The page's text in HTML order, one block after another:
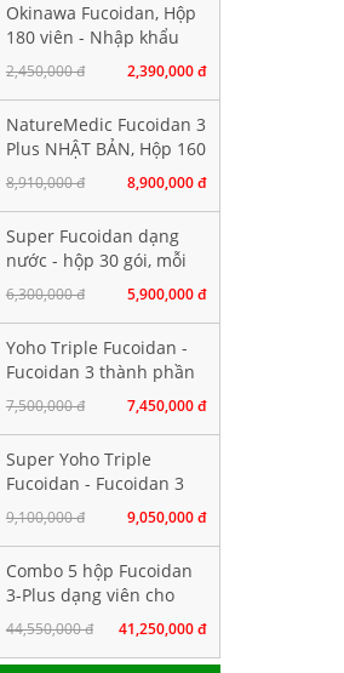
Okinawa Fucoidan, Hộp
180 viên - Nhập khẩu
chính hãng
2,450,000 đ 2,390,000 đ
NatureMedic Fucoidan 3
Plus NHẬT BẢN, Hộp 160
viên
8,910,000 đ 8,900,000 đ
Super Fucoidan dạng
nước - hộp 30 gói, mỗi
gói chứa 100ml
6,300,000 đ 5,900,000 đ
Yoho Triple Fucoidan -
Fucoidan 3 thành phần
tảo nâu. Hộp 120 viên
7,500,000 đ 7,450,000 đ
Super Yoho Triple
Fucoidan - Fucoidan 3
thành phần tảo nâu
hàm lượng CAO. Hộp
9,100,000 đ 9,050,000 đ
Combo 5 hộp Fucoidan
3-Plus dạng viên cho
người bị ung thư giai
đoạn đầu
44,550,000 đ 41,250,000 đ